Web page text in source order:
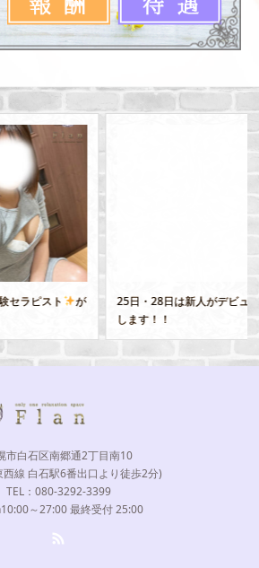
ト
が
25日・28日は新人がデビュー致
します！！
市白石区南郷通2丁目南10
西線 白石駅6番出口より徒歩2分)
TEL：080-3292-3399
～27:00 最終受付 25:00